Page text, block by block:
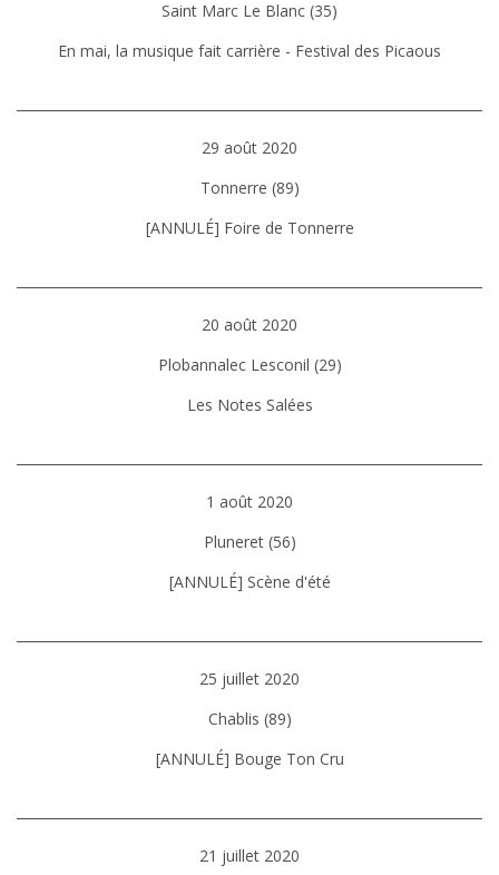
Saint Marc Le Blanc (35)
En mai, la musique fait carrière - Festival des Picaous
29 août 2020
Tonnerre (89)
[ANNULÉ] Foire de Tonnerre
20 août 2020
Plobannalec Lesconil (29)
Les Notes Salées
1 août 2020
Pluneret (56)
[ANNULÉ] Scène d'été
25 juillet 2020
Chablis (89)
[ANNULÉ] Bouge Ton Cru
21 juillet 2020